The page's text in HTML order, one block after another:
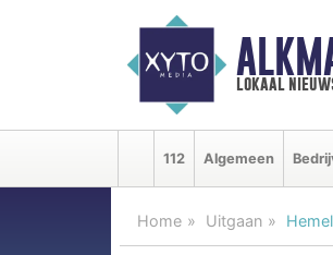
lokaal
112 Algemeen
Home Uitgaan